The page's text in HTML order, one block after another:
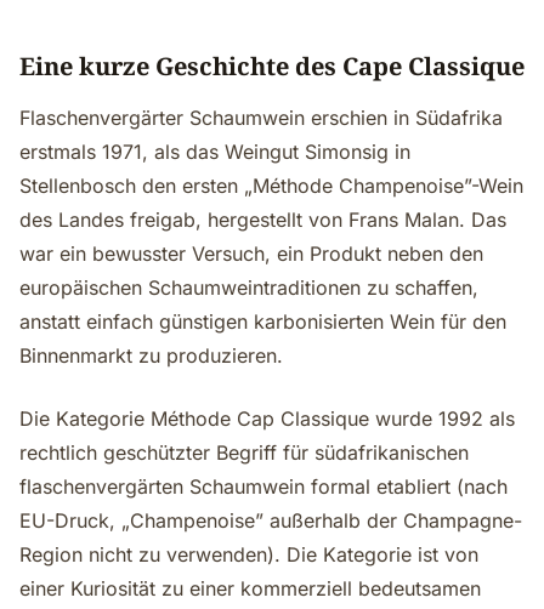
Eine kurze Geschichte des Cape Classique
Flaschenvergärter Schaumwein erschien in Südafrika
erstmals 1971, als das Weingut Simonsig in
Stellenbosch den ersten „Méthode Champenoise”-Wein
des Landes freigab, hergestellt von Frans Malan. Das
war ein bewusster Versuch, ein Produkt neben den
europäischen Schaumweintraditionen zu schaffen,
anstatt einfach günstigen karbonisierten Wein für den
Binnenmarkt zu produzieren.
Die Kategorie Méthode Cap Classique wurde 1992 als
rechtlich geschützter Begriff für südafrikanischen
flaschenvergärten Schaumwein formal etabliert (nach
EU-Druck, „Champenoise” außerhalb der Champagne-
Region nicht zu verwenden). Die Kategorie ist von
einer Kuriosität zu einer kommerziell bedeutsamen